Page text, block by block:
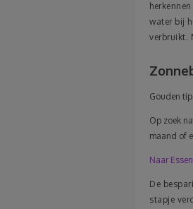
water bij
verbruikt.
Gouden
Op zoek
maand of
Naar
De
stapje